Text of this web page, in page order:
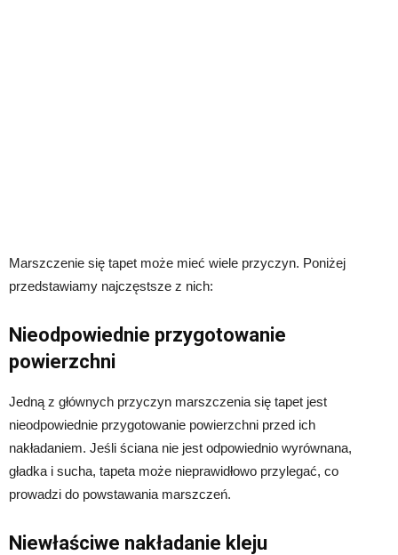
Marszczenie się tapet może mieć wiele przyczyn. Poniżej
przedstawiamy najczęstsze z nich:
Nieodpowiednie przygotowanie
powierzchni
Jedną z głównych przyczyn marszczenia się tapet jest
nieodpowiednie przygotowanie powierzchni przed ich
nakładaniem. Jeśli ściana nie jest odpowiednio wyrównana,
gładka i sucha, tapeta może nieprawidłowo przylegać, co
prowadzi do powstawania marszczeń.
Niewłaściwe nakładanie kleju